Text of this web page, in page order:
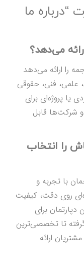
ما
می‌دهد؟
را ارائه می‌دهد
فنی، حقوقی
پروژه‌ای برای
و شرکت‌ها قابل
را انتخاب
با تجربه و
روی دقت، کیفیت
برای
تا تخصصی‌ترین
ارائه